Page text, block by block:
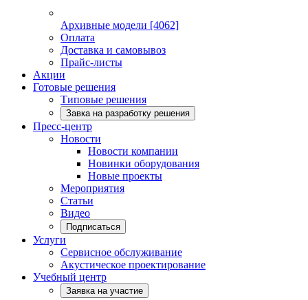
Архивные модели [4062]
Оплата
Доставка и самовывоз
Прайс-листы
Акции
Готовые решения
Типовые решения
Завка на разработку решения
Пресс-центр
Новости
Новости компании
Новинки оборудования
Новые проекты
Мероприятия
Статьи
Видео
Подписаться
Услуги
Сервисное обслуживание
Акустическое проектирование
Учебный центр
Заявка на участие